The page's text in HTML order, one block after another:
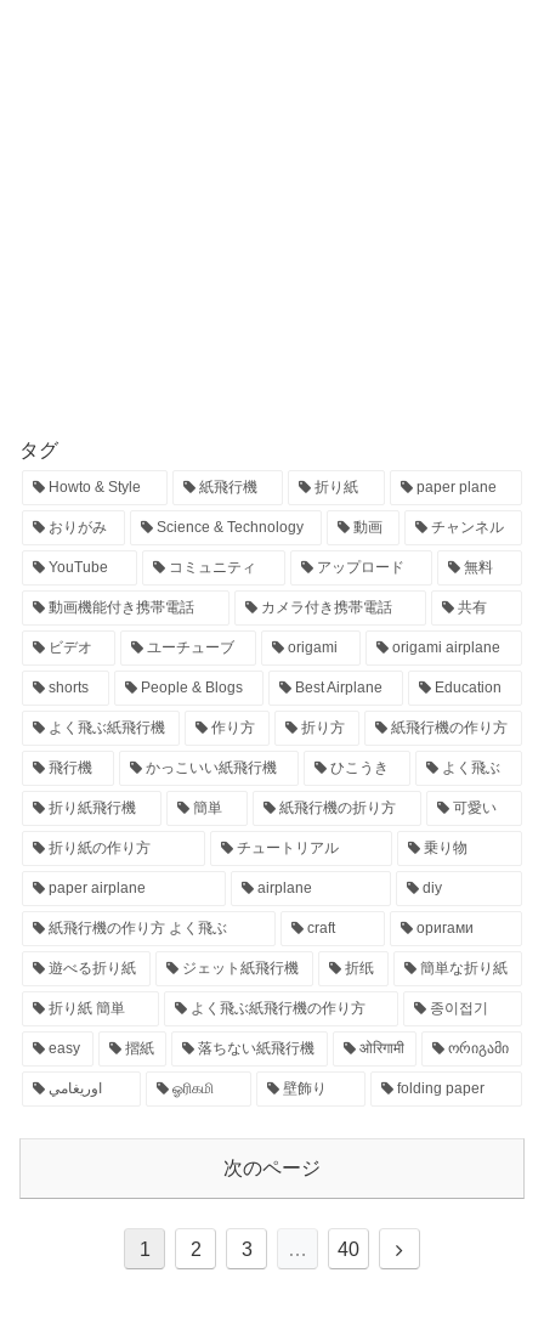
タグ
Howto & Style 紙飛行機 折り紙 paper plane
おりがみ Science & Technology 動画 チャンネル
YouTube コミュニティ アップロード 無料
動画機能付き携帯電話 カメラ付き携帯電話 共有
ビデオ ユーチューブ origami origami airplane
shorts People & Blogs Best Airplane Education
よく飛ぶ紙飛行機 作り方 折り方 紙飛行機の作り方
飛行機 かっこいい紙飛行機 ひこうき よく飛ぶ
折り紙飛行機 簡単 紙飛行機の折り方 可愛い
折り紙の作り方 チュートリアル 乗り物
paper airplane airplane diy
紙飛行機の作り方 よく飛ぶ craft оригами
遊べる折り紙 ジェット紙飛行機 折纸 簡単な折り紙
折り紙 簡単 よく飛ぶ紙飛行機の作り方 종이접기
easy 摺紙 落ちない紙飛行機 ओरिगामी ორიგამი
اوريغامي ஓரிகமி 壁飾り folding paper
次のページ
1 2 3 … 40